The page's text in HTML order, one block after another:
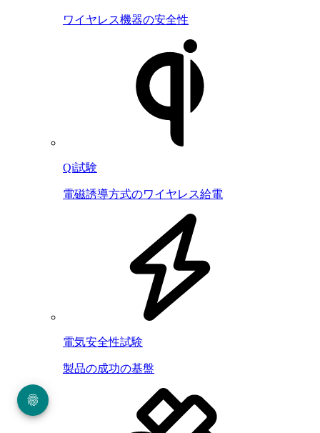
ワイヤレス機器の安全性
Qi試験
電磁誘導方式のワイヤレス給電
電気安全性試験
製品の成功の基盤